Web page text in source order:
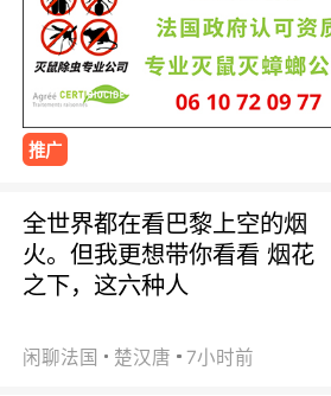
推广
全世界都在看巴黎上空的烟
火。但我更想带你看看 烟花
之下，这六种人
闲聊法国 楚汉唐 7小时前